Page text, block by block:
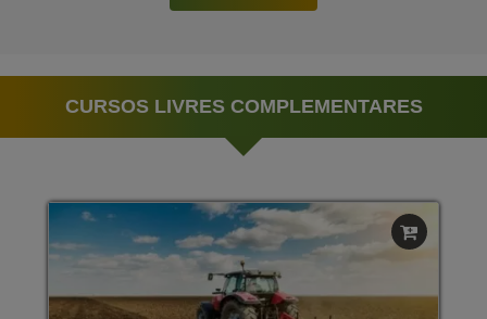
CURSOS LIVRES COMPLEMENTARES